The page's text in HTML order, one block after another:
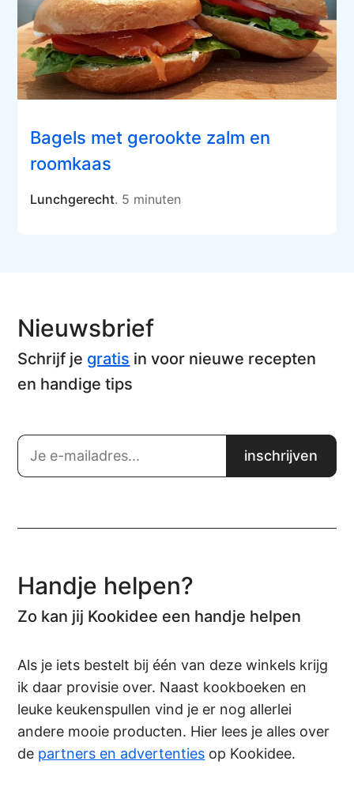
Bagels met gerookte zalm en
roomkaas
Lunchgerecht. 5 minuten
Nieuwsbrief
Schrijf je gratis in voor nieuwe recepten
en handige tips
Handje helpen?
Zo kan jij Kookidee een handje helpen
Als je iets bestelt bij één van deze winkels krijg
ik daar provisie over. Naast kookboeken en
leuke keukenspullen vind je er nog allerlei
andere mooie producten. Hier lees je alles over
de partners en advertenties op Kookidee.